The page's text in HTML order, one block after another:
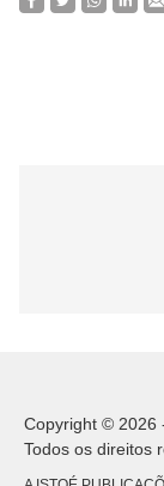
Copyright © 2026
Todos os direitos